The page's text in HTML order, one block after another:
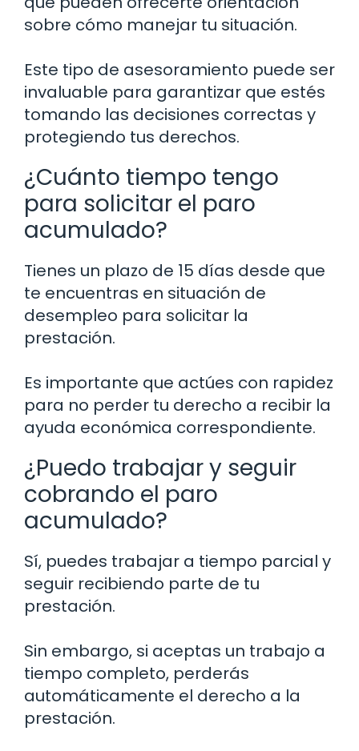
sobre cómo manejar tu situación.
Este tipo de asesoramiento puede ser
invaluable para garantizar que estés
tomando las decisiones correctas y
protegiendo tus derechos.
¿Cuánto tiempo tengo
para solicitar el paro
acumulado?
Tienes un plazo de 15 días desde que
te encuentras en situación de
desempleo para solicitar la
prestación.
Es importante que actúes con rapidez
para no perder tu derecho a recibir la
ayuda económica correspondiente.
¿Puedo trabajar y seguir
cobrando el paro
acumulado?
Sí, puedes trabajar a tiempo parcial y
seguir recibiendo parte de tu
prestación.
Sin embargo, si aceptas un trabajo a
tiempo completo, perderás
automáticamente el derecho a la
prestación.